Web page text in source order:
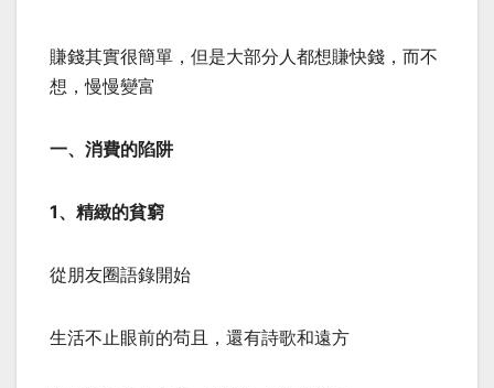
賺錢其實很簡單，但是大部分人都想賺快錢，而不
想，慢慢變富
一、消費的陷阱
1、精緻的貧窮
從朋友圈語錄開始
生活不止眼前的苟且，還有詩歌和遠方